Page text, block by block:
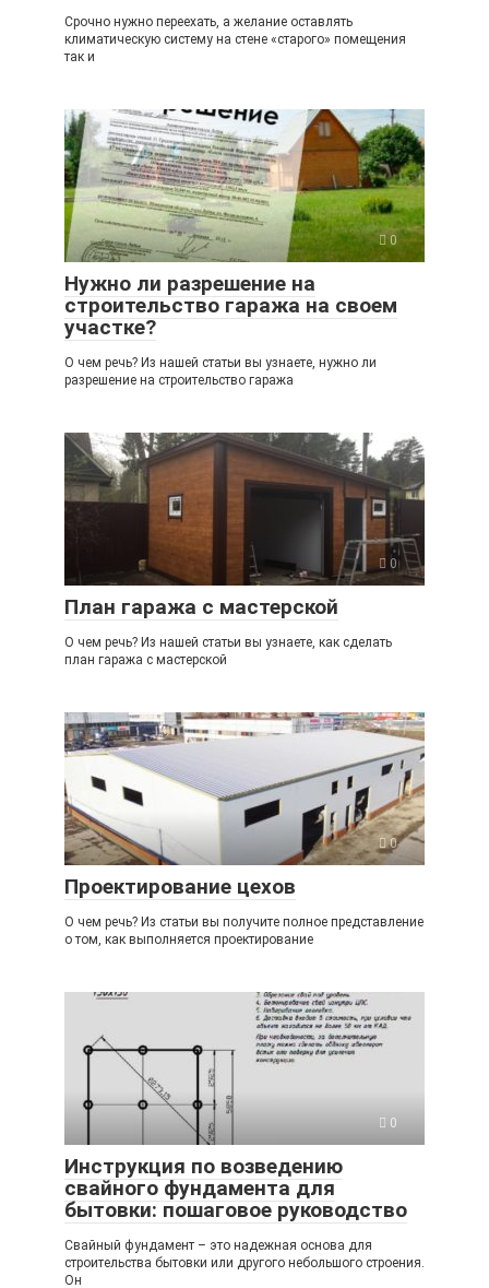
Срочно нужно переехать, а желание оставлять
климатическую систему на стене «старого» помещения
так и
0
Нужно ли разрешение на
строительство гаража на своем
участке?
О чем речь? Из нашей статьи вы узнаете, нужно ли
разрешение на строительство гаража
0
План гаража с мастерской
О чем речь? Из нашей статьи вы узнаете, как сделать
план гаража с мастерской
0
Проектирование цехов
О чем речь? Из статьи вы получите полное представление
о том, как выполняется проектирование
0
Инструкция по возведению
свайного фундамента для
бытовки: пошаговое руководство
Свайный фундамент – это надежная основа для
строительства бытовки или другого небольшого строения.
Он